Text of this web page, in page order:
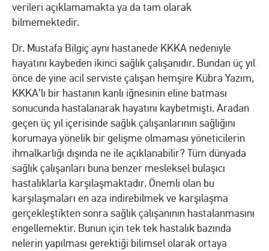
verileri açıklamamakta ya da tam olarak
bilmemektedir.
Dr. Mustafa Bilgiç aynı hastanede KKKA nedeniyle
hayatını kaybeden ikinci sağlık çalışanıdır. Bundan üç yıl
önce de yine acil serviste çalışan hemşire Kübra Yazım,
KKKA’lı bir hastanın kanlı iğnesinin eline batması
sonucunda hastalanarak hayatını kaybetmişti. Aradan
geçen üç yıl içerisinde sağlık çalışanlarının sağlığını
korumaya yönelik bir gelişme olmaması yöneticilerin
ihmalkarlığı dışında ne ile açıklanabilir? Tüm dünyada
sağlık çalışanları buna benzer mesleksel bulaşıcı
hastalıklarla karşılaşmaktadır. Önemli olan bu
karşılaşmaları en aza indirebilmek ve karşılaşma
gerçekleştikten sonra sağlık çalışanının hastalanmasını
engellemektir. Bunun için tek tek hastalık bazında
nelerin yapılması gerektiği bilimsel olarak ortaya